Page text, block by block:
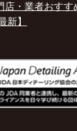
店・業者おす
新】